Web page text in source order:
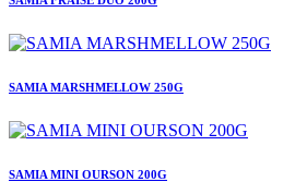
SAMIA MARSHMELLOW 250G
SAMIA MINI OURSON 200G